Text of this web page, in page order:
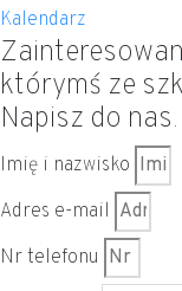
Kalendarz
którymś ze
Napisz do nas.
Imię i nazwisko
Adres e-mail
Nr telefonu